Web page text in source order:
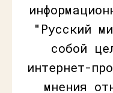
"Русский
собой
интернет-
мнения